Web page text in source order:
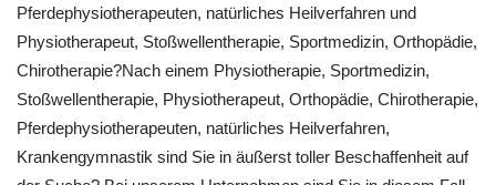
Pferdephysiotherapeuten, natürliches Heilverfahren und
Physiotherapeut, Stoßwellentherapie, Sportmedizin, Orthopädie,
Chirotherapie?Nach einem Physiotherapie, Sportmedizin,
Stoßwellentherapie, Physiotherapeut, Orthopädie, Chirotherapie,
Pferdephysiotherapeuten, natürliches Heilverfahren,
Krankengymnastik sind Sie in äußerst toller Beschaffenheit auf